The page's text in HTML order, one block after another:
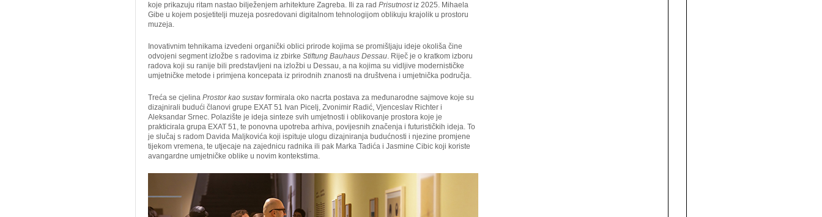
koje prikazuju ritam nastao bilježenjem arhitekture Zagreba. Ili za rad Prisutnostiz 2025. Mihaela
Gibe u kojem posjetitelji muzeja posredovani digitalnom tehnologijom oblikuju krajolik u prostoru
muzeja.
Inovativnim tehnikama izvedeni organički oblici prirode kojima se promišljaju ideje okoliša čine
odvojeni segment izložbe s radovima iz zbirke Stiftung Bauhaus Dessau. Riječ je o kratkom izboru
radova koji su ranije bili predstavljeni na izložbi u Dessau, a na kojima su vidljive modernističke
umjetničke metode i primjena koncepata iz prirodnih znanosti na društvena i umjetnička područja.
Treća se cjelina Prostor kao sustavformirala oko nacrta postava za međunarodne sajmove koje su
dizajnirali budući članovi grupe EXAT 51 Ivan Picelj, Zvonimir Radić, Vjenceslav Richter i
Aleksandar Srnec. Polazište je ideja sinteze svih umjetnosti i oblikovanje prostora koje je
prakticirala grupa EXAT 51, te ponovna upotreba arhiva, povijesnih značenja i futurističkih ideja. To
je slučaj s radom Davida Maljkovića koji ispituje ulogu dizajniranja budućnosti i njezine promjene
tijekom vremena, te utjecaje na zajednicu radnika ili pak Marka Tadića i Jasmine Cibic koji koriste
avangardne umjetničke oblike u novim kontekstima.